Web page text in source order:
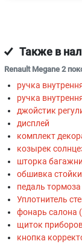
Также в
Renault Megane 2
ручка
ручка
джойстик
дисплей
комплект
козырек
шторка
обшивка стойки
педаль тормоза
Уплотнитель
фонарь салона
щиток
кнопка